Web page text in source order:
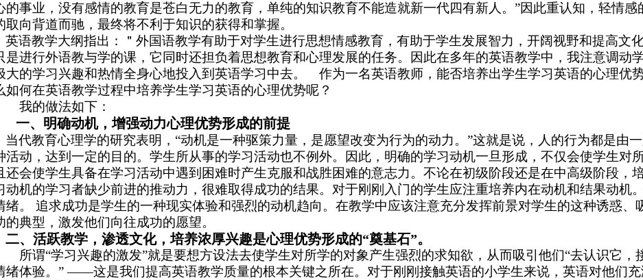
的事业，没有感情的教育是苍白无力的教育，单纯的知识教育不能造就新一代四有新人。”因此重认知，轻情
取向背道而驰，最终将不利于知识的获得和掌握。
英语教学大纲指出：＂外国语教学有助于对学生进行思想情感教育，有助于学生发展智力，开阔视野和提高文
是进行外语教与学的课，它同时还担负着思想教育和心理发展的任务。因此在多年的英语教学中，我注意调动
大的学习兴趣和热情全身心地投入到英语学习中去。
作为一名英语教师，能否培养出学生学习英语的心理优
如何在英语教学过程中培养学生学习英语的心理优势呢？
我的做法如下：
一、明确动机，增强动力心理优势形成的前提
当代教育心理学的研究表明，“动机是一种驱策力量，是愿望改变为行为的动力。”这就是说，人的行为都是由
活动，达到一定的目的。学生所从事的学习活动也不例外。因此，明确的学习动机一旦形成，不仅会使学生对
还会使学生具备在学习活动中遇到困难时产生克服和战胜困难的意志力。不论在初级阶段还是在中高级阶段，
动机的学习者缺少前进的推动力，很难取得成功的结果。对于刚刚入门的学生应注重培养内在动机和结果动机
绪。 追求成功是学生的一种现实体验和强烈的动机趋向。在教学中应该注意充分发挥前景对学生的这种诱惑
的典型，激发他们向往成功的愿望。
二、活跃教学，渗透文化，培养浓厚兴趣是心理优势形成的“奠基石”。
所谓“学习兴趣的激发”就是要想方设法去使学生对所学的对象产生强烈的求知欲，从而吸引他们“去认识它
绪体验。” ——这是我们提高英语教学质量的根本关键之所在。对于刚刚接触英语的小学生来说，英语对他们